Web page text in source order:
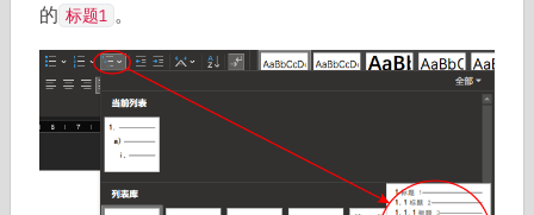
的 标题1 。